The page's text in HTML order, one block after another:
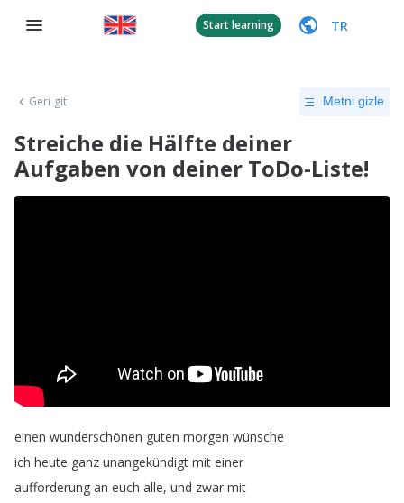
Start learning TR
Geri git Metni gizle
Streiche die Hälfte deiner
Aufgaben von deiner ToDo-Liste!
einen wunderschönen guten morgen wünsche
ich heute ganz unangekündigt mit einer
aufforderung an euch alle, und zwar mit